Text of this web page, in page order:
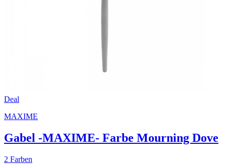
Deal
MAXIME
Gabel -MAXIME- Farbe Mourning Dove
2 Farben